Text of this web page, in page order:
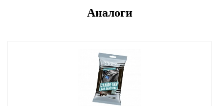
Аналоги